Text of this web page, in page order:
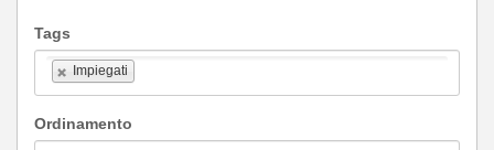
Tags
Impiegati
Ordinamento